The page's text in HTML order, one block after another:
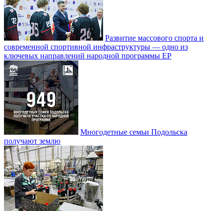
Развитие массового спорта и
современной спортивной инфраструктуры — одно из
ключевых направлений народной программы ЕР
Многодетные семьи Подольска
получают землю